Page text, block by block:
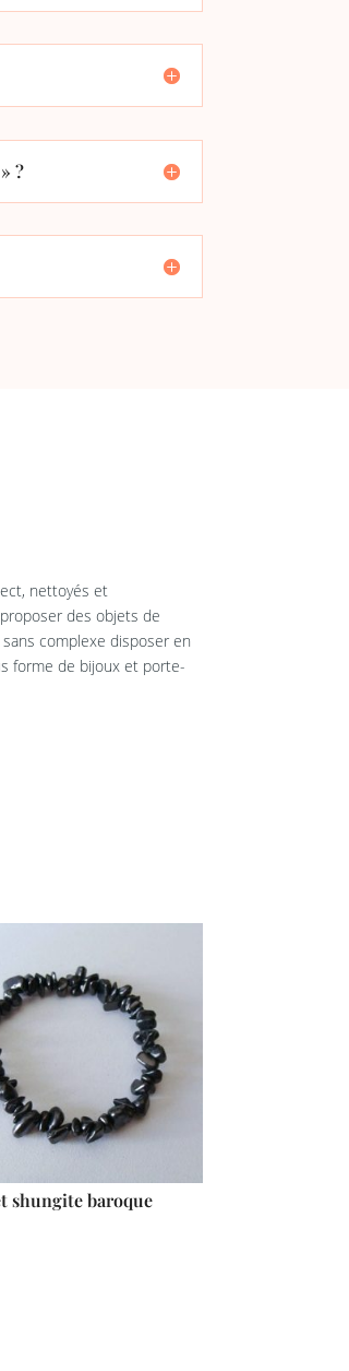
?
nettoyés et
des objets de
complexe disposer en
forme de bijoux et porte-
shungite baroque